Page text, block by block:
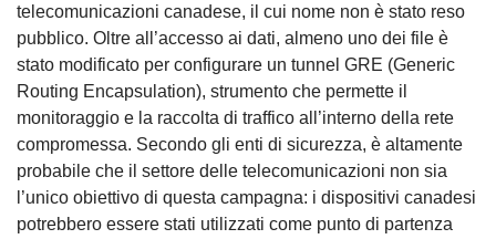
telecomunicazioni canadese, il cui nome non è stato reso
pubblico. Oltre all’accesso ai dati, almeno uno dei file è
stato modificato per configurare un tunnel GRE (Generic
Routing Encapsulation), strumento che permette il
monitoraggio e la raccolta di traffico all’interno della rete
compromessa. Secondo gli enti di sicurezza, è altamente
probabile che il settore delle telecomunicazioni non sia
l’unico obiettivo di questa campagna: i dispositivi canadesi
potrebbero essere stati utilizzati come punto di partenza